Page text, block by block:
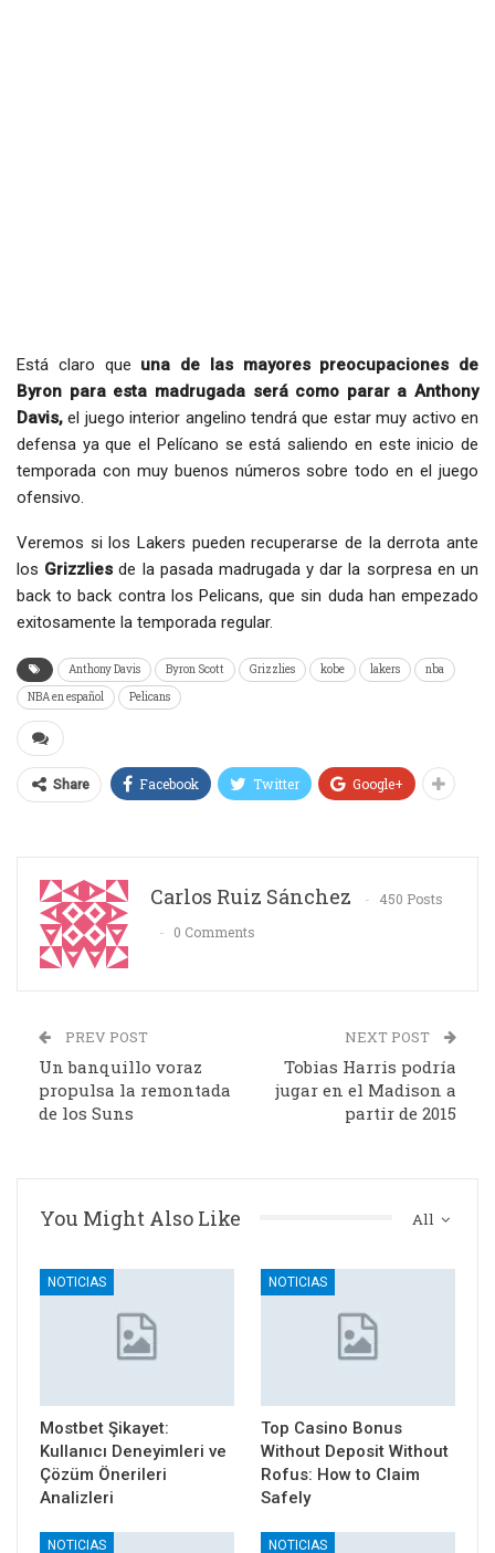
Está claro que una de las mayores preocupaciones de
Byron para esta madrugada será como parar a Anthony
Davis, el juego interior angelino tendrá que estar muy activo en
defensa ya que el Pelícano se está saliendo en este inicio de
temporada con muy buenos números sobre todo en el juego
ofensivo.
Veremos si los Lakers pueden recuperarse de la derrota ante
los Grizzlies de la pasada madrugada y dar la sorpresa en un
back to back contra los Pelicans, que sin duda han empezado
exitosamente la temporada regular.
Anthony Davis Byron Scott Grizzlies kobe lakers
nba
NBA en español
Pelicans
Share Facebook Twitter Google+
Carlos Ruiz Sánchez
450 Posts
0 Comments
PREV POST
Un banquillo voraz
propulsa la remontada
de los Suns
NEXT POST
Tobias Harris podría
jugar en el Madison a
partir de 2015
All
You Might Also Like
NOTICIAS
Mostbet Şikayet:
Kullanıcı Deneyimleri ve
Çözüm Önerileri
Analizleri
NOTICIAS
Top Casino Bonus
Without Deposit Without
Rofus: How to Claim
Safely
NOTICIAS NOTICIAS